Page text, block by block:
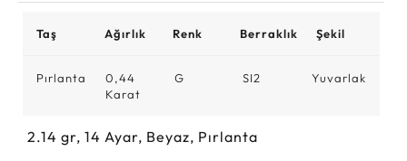
Taş Ağırlık Renk Berraklık Şekil
Pırlanta
0,44
Karat
G SI2 Yuvarlak
2.14 gr, 14 Ayar, Beyaz, Pırlanta